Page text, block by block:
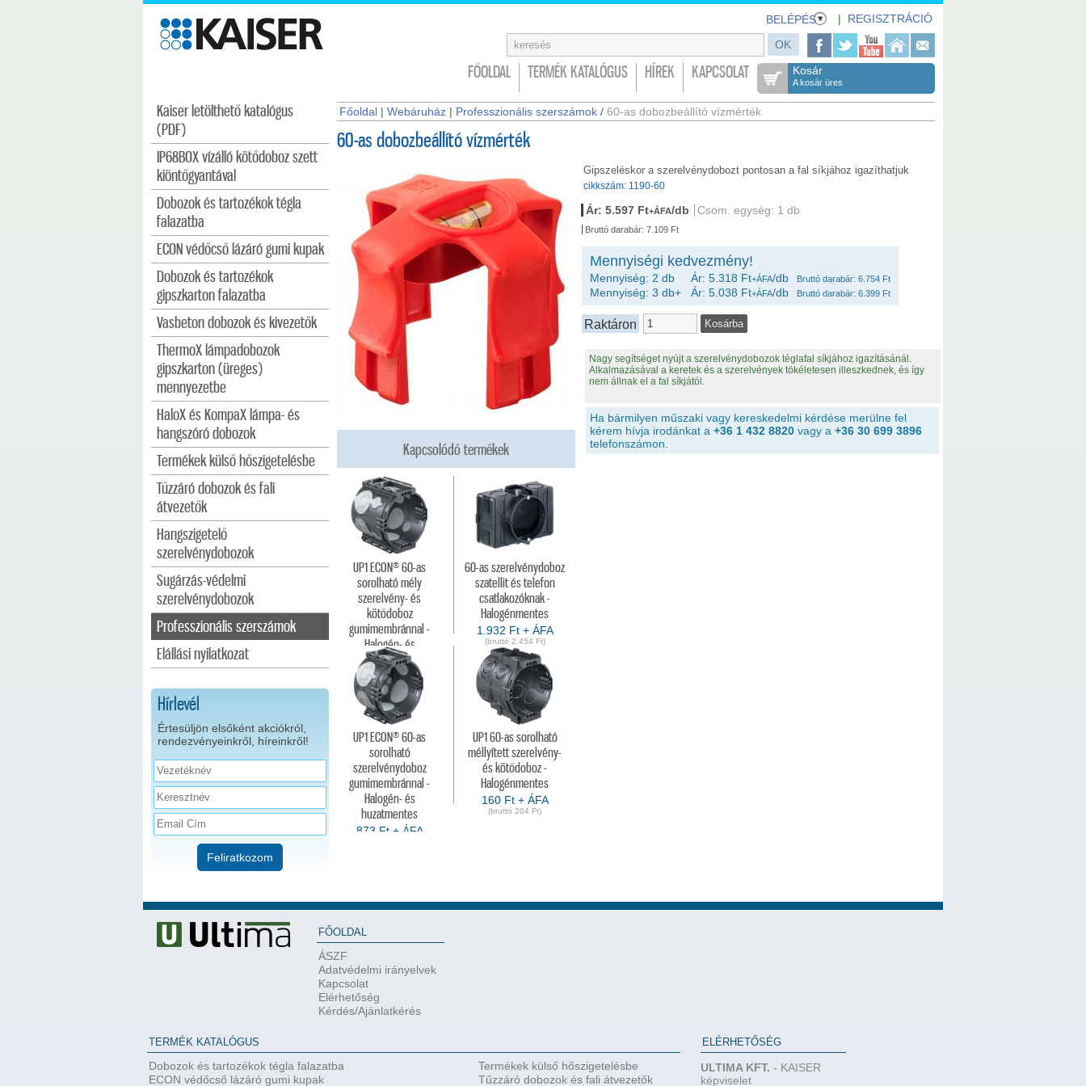
BELÉPÉS | REGISZTRÁCIÓ
FŐOLDAL TERMÉK KATALÓGUS HÍREK KAPCSOLAT Kosár
A kosár üres
Kaiser letölthető katalógus
(PDF)
IP68BOX vízálló kötődoboz szett
kiöntőgyantával
Dobozok és tartozékok tégla
falazatba
ECON védőcső lázáró gumi kupak
Dobozok és tartozékok
gipszkarton falazatba
Vasbeton dobozok és kivezetők
ThermoX lámpadobozok
gipszkarton (üreges)
mennyezetbe
HaloX és KompaX lámpa- és
hangszóró dobozok
Termékek külső hőszigetelésbe
Tűzzáró dobozok és fali
átvezetők
Hangszigetelő
szerelvénydobozok
Sugárzás-védelmi
szerelvénydobozok
Professzionális szerszámok
Elállási nyilatkozat
Hírlevél
Értesüljön elsőként akciókról,
rendezvényeinkről, híreinkről!
Feliratkozom
Főoldal | Webáruház | Professzionális szerszámok / 60-as dobozbeállító vízmérték
60-as dobozbeállító vízmérték
Kapcsolódó termékek
UP1 ECON® 60-as
sorolható mély
szerelvény- és
kötődoboz
gumimembránnal -
Halogén- és
huzatmentes
1.132 Ft + ÁFA
(bruttó 1.438 Ft)
60-as szerelvénydoboz
szatellit és telefon
csatlakozóknak -
Halogénmentes
1.932 Ft + ÁFA
(bruttó 2.454 Ft)
UP1 ECON® 60-as
sorolható
szerelvénydoboz
gumimembránnal -
Halogén- és
huzatmentes
873 Ft + ÁFA
UP1 60-as sorolható
méllyített szerelvény-
és kötődoboz -
Halogénmentes
160 Ft + ÁFA
(bruttó 204 Ft)
Gipszeléskor a szerelvénydobozt pontosan a fal síkjához igazíthatjuk
cikkszám: 1190-60
Ár: 5.597 Ft+ÁFA/db Csom. egység: 1 db
Bruttó darabár: 7.109 Ft
Mennyiségi kedvezmény!
Mennyiség: 2 db Ár: 5.318 Ft+ÁFA/db Bruttó darabár: 6.754 Ft
Mennyiség: 3 db+ Ár: 5.038 Ft+ÁFA/db Bruttó darabár: 6.399 Ft
Raktáron
Nagy segítséget nyújt a szerelvénydobozok téglafal síkjához igazításánál.
Alkalmazásával a keretek és a szerelvények tökéletesen illeszkednek, és így
nem állnak el a fal síkjától.
Ha bármilyen műszaki vagy kereskedelmi kérdése merülne fel
kérem hívja irodánkat a +36 1 432 8820 vagy a +36 30 699 3896
telefonszámon.
FŐOLDAL
ÁSZF
Adatvédelmi irányelvek
Kapcsolat
Elérhetőség
Kérdés/Ajánlatkérés
TERMÉK KATALÓGUS
Dobozok és tartozékok tégla falazatba
ECON védőcső lázáró gumi kupak
Termékek külső hőszigetelésbe
Tűzzáró dobozok és fali átvezetők
ELÉRHETŐSÉG
ULTIMA KFT. - KAISER
képviselet